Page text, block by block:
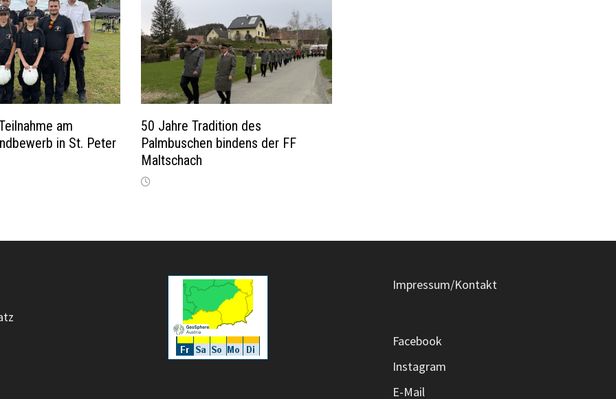
am
in St. Peter
50 Jahre Tradition des
Palmbuschen bindens der FF
Maltschach
Impressum/Kontakt
Facebook
Instagram
E-Mail